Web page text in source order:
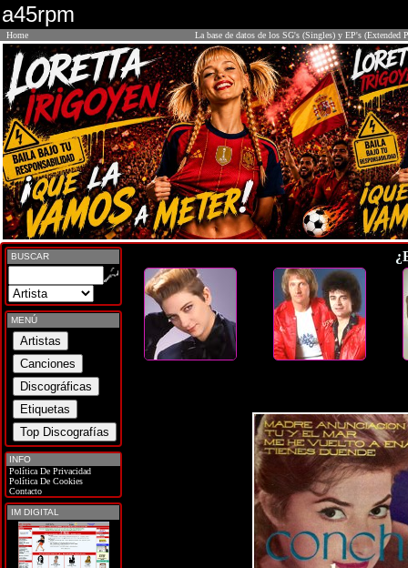
a45rpm
Home La base de datos de los SG's (Singles) y EP's (Extended
BUSCAR
MENÚ
INFO
Política De Privacidad
Política De Cookies
Contacto
IM DIGITAL